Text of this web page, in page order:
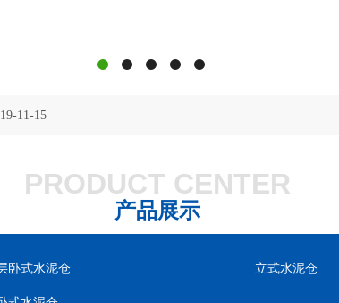
11-15
11-15
11-15
PRODUCT CENTER
产品展示
卧式水泥仓 立式水泥仓